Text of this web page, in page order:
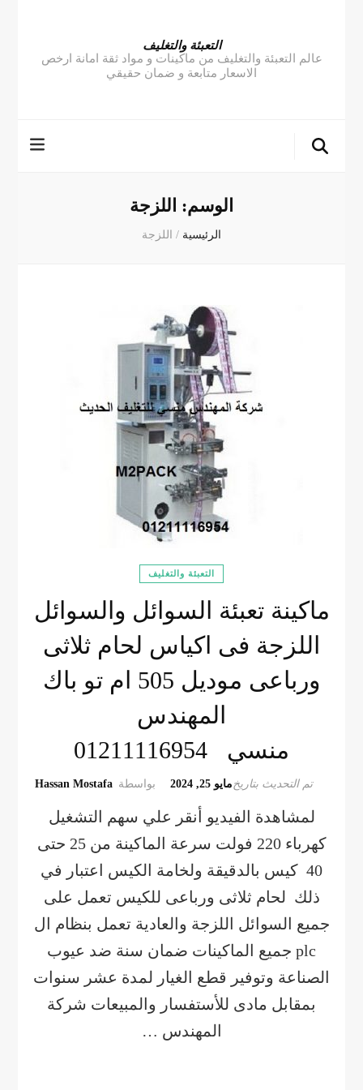
التعبئة والتغليف
عالم التعبئة والتغليف من ماكينات و مواد ثقة امانة ارخص
الاسعار متابعة و ضمان حقيقي
الوسم: اللزجة
الرئيسية / اللزجة
التعبئة والتغليف
ماكينة تعبئة السوائل والسوائل
اللزجة فى اكياس لحام ثلاثى
ورباعى موديل 505 ام تو باك
المهندس
منسي 01211116954
بواسطة Hassan Mostafa تم التحديث بتاريخمايو 25, 2024
لمشاهدة الفيديو أنقر علي سهم التشغيل
كهرباء 220 فولت سرعة الماكينة من 25 حتى
40 كيس بالدقيقة ولخامة الكيس اعتبار في
ذلك لحام ثلاثى ورباعى للكيس تعمل على
جميع السوائل اللزجة والعادية تعمل بنظام ال
plc جميع الماكينات ضمان سنة ضد عيوب
الصناعة وتوفير قطع الغيار لمدة عشر سنوات
بمقابل مادى للأستفسار والمبيعات شركة
المهندس …